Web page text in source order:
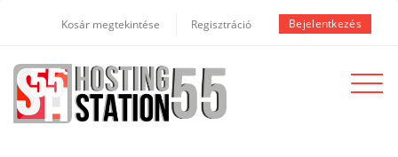
Kosár megtekintése Regisztráció Bejelentkezés
Toggle